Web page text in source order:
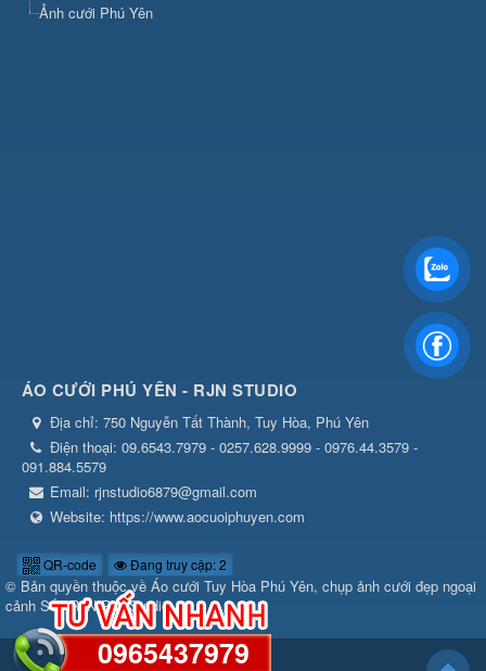
Ảnh cưới Phú Yên
ÁO CƯỚI PHÚ YÊN - RJN STUDIO
Địa chỉ: 750 Nguyễn Tất Thành, Tuy Hòa, Phú Yên
Điện thoại: 09.6543.7979 - 0257.628.9999 - 0976.44.3579 -
091.884.5579
Email: rjnstudio6879@gmail.com
Website: https://www.aocuoiphuyen.com
QR-code Đang truy cập: 2
© Bản quyền thuộc về Áo cưới Tuy Hòa Phú Yên, chụp ảnh cưới đẹp ngoại
cảnh Số1 RJN RIN Studio
0965437979